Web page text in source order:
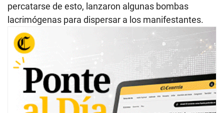
percatarse de esto, lanzaron algunas bombas
lacrimógenas para dispersar a los manifestantes.